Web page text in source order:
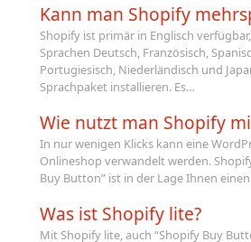
Kann man Shopify
Shopify ist primär in Englisch
Sprachen Deutsch, Französisch,
Portugiesisch, Niederländisch und
Sprachpaket installieren. Es…
Wie nutzt man Shopify
In nur wenigen Klicks kann eine
Onlineshop verwandelt werden.
Buy Button” ist in der Lage Ihnen
Was ist Shopify lite?
Mit Shopify lite, auch “Shopify Buy